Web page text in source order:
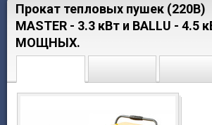
Прокат тепловых пушек (220В)
MASTER - 3.3 кВт и BALLU - 4.5
МОЩНЫХ.